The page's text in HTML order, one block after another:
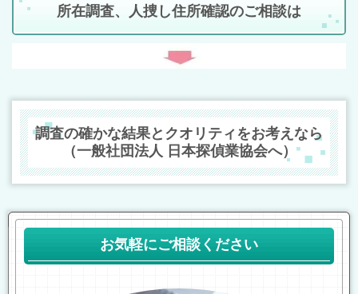
所在調査、人捜し住所確認のご相談は
調査の確かな結果とクオリティをお考えなら
（一般社団法人 日本探偵業協会へ）
お気軽にご相談ください